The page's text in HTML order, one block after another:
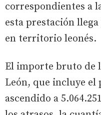
correspondientes a
esta prestación llega
en territorio leonés.
El importe bruto de
León, que incluye el
ascendido a